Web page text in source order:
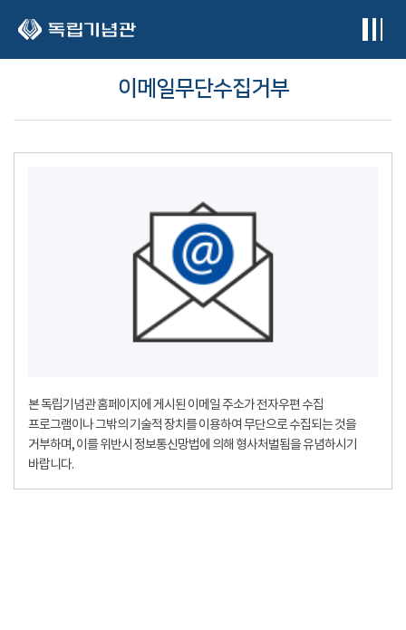
이메일무단수집거부
본 독립기념관 홈페이지에 게시된 이메일 주소가 전자우편 수집
프로그램이나 그밖의 기술적 장치를 이용하여 무단으로 수집되는 것을
거부하며, 이를 위반시 정보통신망법에 의해 형사처벌됨을 유념하시기
바랍니다.